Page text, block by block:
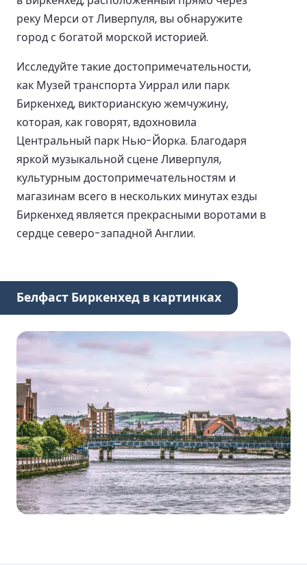
реку Мерси от Ливерпуля, вы обнаружите
город с богатой морской историей.
Исследуйте такие достопримечательности,
как Музей транспорта Уиррал или парк
Биркенхед, викторианскую жемчужину,
которая, как говорят, вдохновила
Центральный парк Нью-Йорка. Благодаря
яркой музыкальной сцене Ливерпуля,
культурным достопримечательностям и
магазинам всего в нескольких минутах езды
Биркенхед является прекрасными воротами в
сердце северо-западной Англии.
Белфаст Биркенхед в картинках